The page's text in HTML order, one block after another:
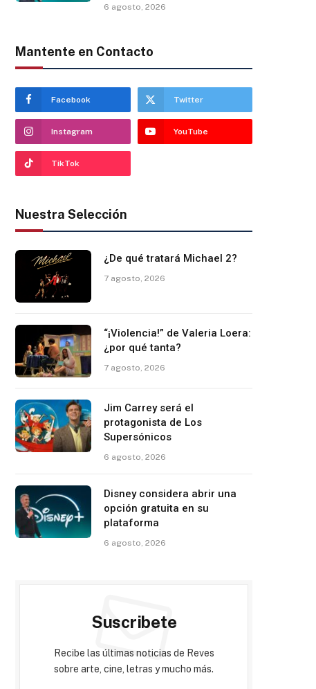
6 agosto, 2026
Mantente en Contacto
Facebook Twitter
Instagram YouTube
TikTok
Nuestra Selección
¿De qué tratará Michael 2?
7 agosto, 2026
“¡Violencia!” de Valeria Loera:
¿por qué tanta?
7 agosto, 2026
Jim Carrey será el
protagonista de Los
Supersónicos
6 agosto, 2026
Disney considera abrir una
opción gratuita en su
plataforma
6 agosto, 2026
Suscribete
Recibe las últimas noticias de Reves
sobre arte, cine, letras y mucho más.